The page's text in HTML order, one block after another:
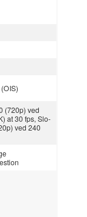
(720p) ved
at 30 fps, Slo-
ved 240